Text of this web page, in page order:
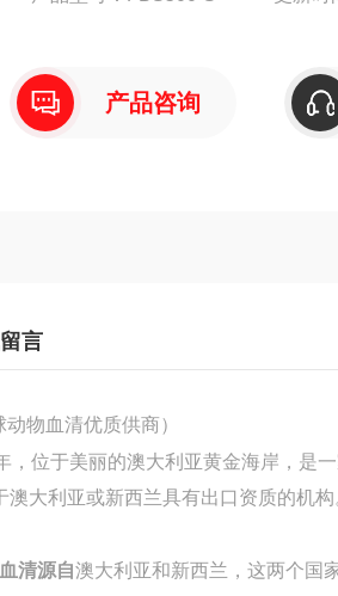
产品咨询
言
动物血清优质供商）
，位于美丽的澳大利亚黄金海岸，是
大利亚或新西兰具有出口资质的机
清源自澳大利亚和新西兰，这两个国